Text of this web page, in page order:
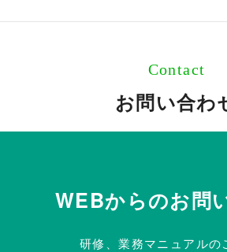
Contact
お問い合わ
WEBからのお問
研修、業務マニュアルの